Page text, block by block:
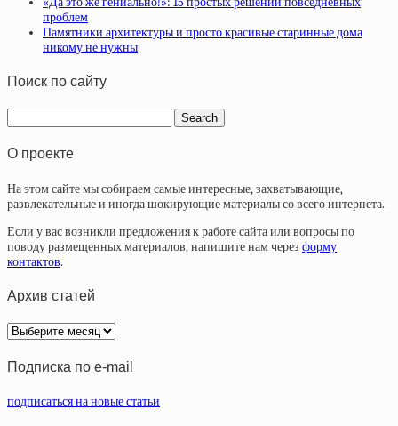
проблем
Памятники архитектуры и просто красивые старинные дома
никому не нужны
Поиск по сайту
О проекте
На этом сайте мы собираем самые интересные, захватывающие,
развлекательные и иногда шокирующие материалы со всего интернета.
Если у вас возникли предложения к работе сайта или вопросы по
поводу размещенных материалов, напишите нам через форму
контактов.
Архив статей
Архив
статей
Подписка по e-mail
подписаться на новые статьи